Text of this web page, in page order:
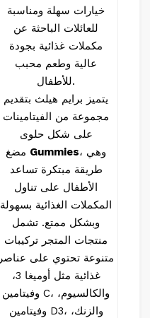
خيارات سهلة ومناسبة
للعائلات الباحثة عن
مكملات غذائية بجودة
عالية وطعم محبب
للأطفال.
يتميز برايم هيلث بتقديم
مجموعة من الفيتامينات
على شكل حلوى
Gummies، وهي
طريقة مبتكرة تساعد
الأطفال على تناول
المكملات الغذائية بسهولة
وبشكل ممتع. تشمل
منتجات المتجر تركيبات
متنوعة تحتوي على عناصر
غذائية مثل أوميغا 3،
وفيتامين C، والكالسيوم،
وفيتامين D3، والزنك،